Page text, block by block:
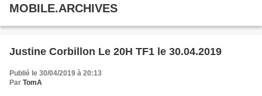
MOBILE.ARCHIVES
Justine Corbillon Le 20H TF1 le 30.04.2019
Publié le 30/04/2019 à 20:13
Par TomA